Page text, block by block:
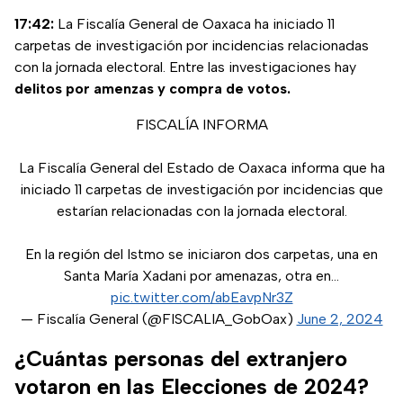
17:42: La Fiscalía General de Oaxaca ha iniciado 11
carpetas de investigación por incidencias relacionadas
con la jornada electoral. Entre las investigaciones hay
delitos por amenzas y compra de votos.
FISCALÍA INFORMA
La Fiscalía General del Estado de Oaxaca informa que ha
iniciado 11 carpetas de investigación por incidencias que
estarían relacionadas con la jornada electoral.
En la región del Istmo se iniciaron dos carpetas, una en
Santa María Xadani por amenazas, otra en…
pic.twitter.com/abEavpNr3Z
— Fiscalía General (@FISCALIA_GobOax) June 2, 2024
¿Cuántas personas del extranjero
votaron en las Elecciones de 2024?